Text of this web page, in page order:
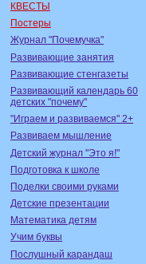
КВЕСТЫ
Постеры
Журнал "Почемучка"
Развивающие занятия
Развивающие стенгазеты
Развивающий календарь 60
детских "почему"
"Играем и развиваемся" 2+
Развиваем мышление
Детский журнал "Это я!"
Подготовка к школе
Поделки своими руками
Детские презентации
Математика детям
Учим буквы
Послушный карандаш